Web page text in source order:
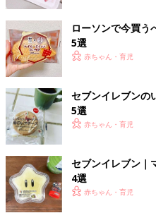
ローソンで今買う
5選
赤ちゃん・育児
セブンイレブンの
5選
赤ちゃん・育児
セブンイレブン｜
4選
赤ちゃん・育児